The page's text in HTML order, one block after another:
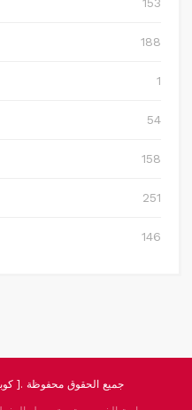
188
1
54
158
251
146
© [ 2025 ] [ COPONAT كوبونات ]. جميع الحقوق محفوظة